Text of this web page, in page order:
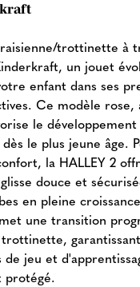
trottinette à
un jouet
enfant dans ses
Ce modèle rose,
le
le plus jeune âge.
la HALLEY 2
douce et
en pleine
une transition
de jeu et
protégé.